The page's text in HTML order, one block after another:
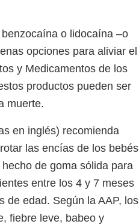
o lidocaína –o
opciones para aliviar el
y Medicamentos de los
productos pueden ser
muerte.
en inglés) recomienda
las encías de los bebés
de goma sólida para
entre los 4 y 7 meses
de edad. Según la AAP, los
fiebre leve, babeo y